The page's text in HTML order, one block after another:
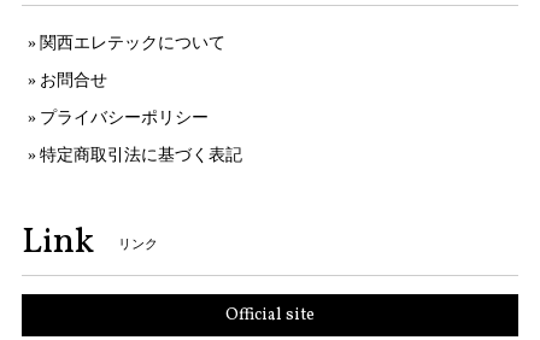
関西エレテックについて
お問合せ
プライバシーポリシー
特定商取引法に基づく表記
Link リンク
Official site